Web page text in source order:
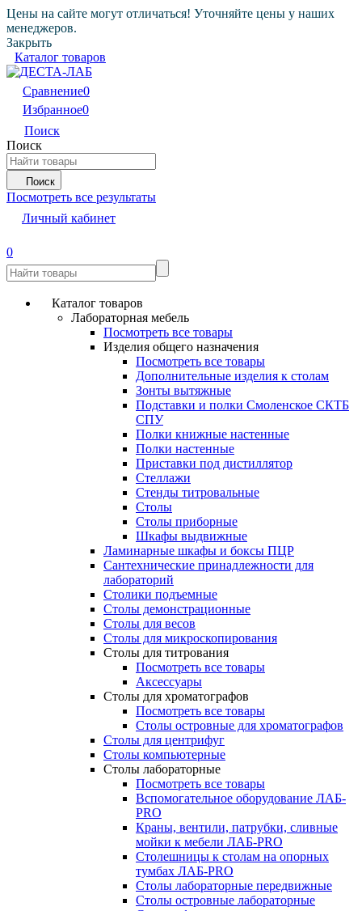
Цены на сайте могут отличаться! Уточняйте цены у наших
менеджеров.
Закрыть
Каталог товаров
Сравнение0
Избранное0
Поиск
Поиск
Поиск
Посмотреть все результаты
Личный кабинет
0
Каталог товаров
Лабораторная мебель
Посмотреть все товары
Изделия общего назначения
Посмотреть все товары
Дополнительные изделия к столам
Зонты вытяжные
Подставки и полки Смоленское СКТБ
СПУ
Полки книжные настенные
Полки настенные
Приставки под дистиллятор
Стеллажи
Стенды титровальные
Столы
Столы приборные
Шкафы выдвижные
Ламинарные шкафы и боксы ПЦР
Сантехнические принадлежности для
лабораторий
Столики подъемные
Столы демонстрационные
Столы для весов
Столы для микроскопирования
Столы для титрования
Посмотреть все товары
Аксессуары
Столы для хроматографов
Посмотреть все товары
Столы островные для хроматографов
Столы для центрифуг
Столы компьютерные
Столы лабораторные
Посмотреть все товары
Вспомогательное оборудование ЛАБ-
PRO
Краны, вентили, патрубки, сливные
мойки к мебели ЛАБ-PRO
Столешницы к столам на опорных
тумбах ЛАБ-PRO
Столы лабораторные передвижные
Столы островные лабораторные